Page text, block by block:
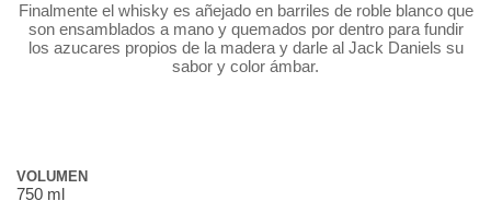
Finalmente el whisky es añejado en barriles de roble blanco que
son ensamblados a mano y quemados por dentro para fundir
los azucares propios de la madera y darle al Jack Daniels su
sabor y color ámbar.
VOLUMEN
750 ml